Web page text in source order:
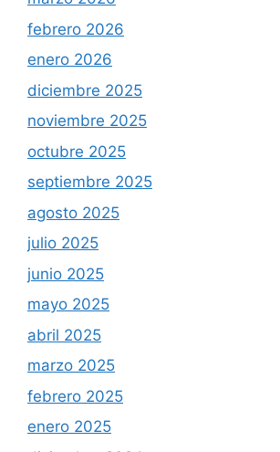
febrero 2026
enero 2026
diciembre 2025
noviembre 2025
octubre 2025
septiembre 2025
agosto 2025
julio 2025
junio 2025
mayo 2025
abril 2025
marzo 2025
febrero 2025
enero 2025